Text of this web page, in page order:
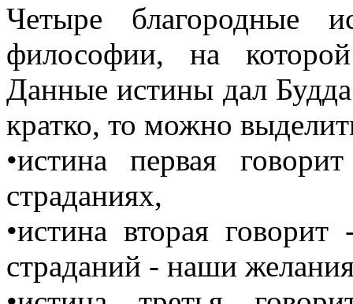
Четыре благородные
философии, на
Данные истины дал
кратко, то можно
•истина первая
страданиях,
•истина вторая
страданий - наши